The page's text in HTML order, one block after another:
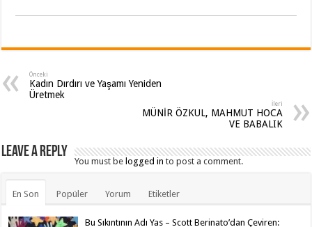
Önceki
Kadın Dırdırı ve Yaşamı Yeniden
Üretmek
İleri
MÜNİR ÖZKUL, MAHMUT HOCA
VE BABALIK
Leave a Reply
You must be logged in to post a comment.
En Son Popüler Yorum Etiketler
Bu Sıkıntının Adı Yas – Scott Berinato’dan Çeviren: